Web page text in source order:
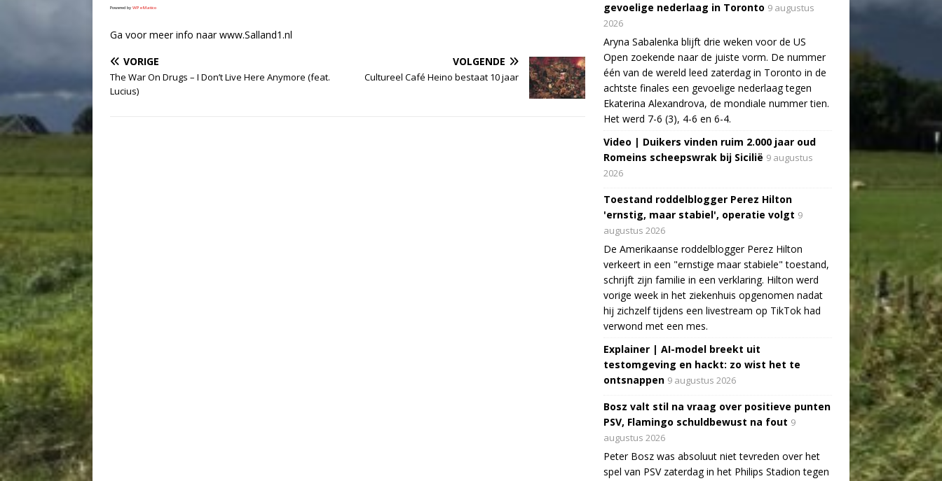
Powered by WPeMatico
Ga voor meer info naar www.Salland1.nl
VORIGE
The War On Drugs – I Don’t Live Here Anymore (feat.
Lucius)
VOLGENDE
Cultureel Café Heino bestaat 10 jaar
gevoelige nederlaag in Toronto 9 augustus
2026
Aryna Sabalenka blijft drie weken voor de US
Open zoekende naar de juiste vorm. De nummer
één van de wereld leed zaterdag in Toronto in de
achtste finales een gevoelige nederlaag tegen
Ekaterina Alexandrova, de mondiale nummer tien.
Het werd 7-6 (3), 4-6 en 6-4.
Video | Duikers vinden ruim 2.000 jaar oud
Romeins scheepswrak bij Sicilië 9 augustus
2026
Toestand roddelblogger Perez Hilton
'ernstig, maar stabiel', operatie volgt 9
augustus 2026
De Amerikaanse roddelblogger Perez Hilton
verkeert in een "ernstige maar stabiele" toestand,
schrijft zijn familie in een verklaring. Hilton werd
vorige week in het ziekenhuis opgenomen nadat
hij zichzelf tijdens een livestream op TikTok had
verwond met een mes.
Explainer | AI-model breekt uit
testomgeving en hackt: zo wist het te
ontsnappen 9 augustus 2026
Bosz valt stil na vraag over positieve punten
PSV, Flamingo schuldbewust na fout 9
augustus 2026
Peter Bosz was absoluut niet tevreden over het
spel van PSV zaterdag in het Philips Stadion tegen